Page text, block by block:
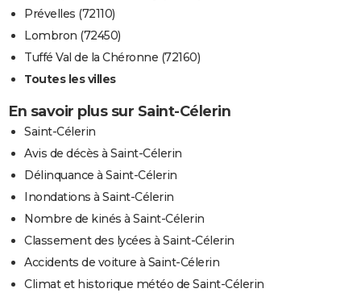
Prévelles (72110)
Lombron (72450)
Tuffé Val de la Chéronne (72160)
Toutes les villes
En savoir plus sur Saint-Célerin
Saint-Célerin
Avis de décès à Saint-Célerin
Délinquance à Saint-Célerin
Inondations à Saint-Célerin
Nombre de kinés à Saint-Célerin
Classement des lycées à Saint-Célerin
Accidents de voiture à Saint-Célerin
Climat et historique météo de Saint-Célerin